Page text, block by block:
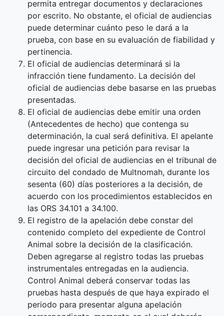
permita entregar documentos y declaraciones
por escrito. No obstante, el oficial de audiencias
puede determinar cuánto peso le dará a la
prueba, con base en su evaluación de fiabilidad y
pertinencia.
El oficial de audiencias determinará si la
infracción tiene fundamento. La decisión del
oficial de audiencias debe basarse en las pruebas
presentadas.
El oficial de audiencias debe emitir una orden
(Antecedentes de hecho) que contenga su
determinación, la cual será definitiva. El apelante
puede ingresar una petición para revisar la
decisión del oficial de audiencias en el tribunal de
circuito del condado de Multnomah, durante los
sesenta (60) días posteriores a la decisión, de
acuerdo con los procedimientos establecidos en
las ORS 34.101 a 34.100.
El registro de la apelación debe constar del
contenido completo del expediente de Control
Animal sobre la decisión de la clasificación.
Deben agregarse al registro todas las pruebas
instrumentales entregadas en la audiencia.
Control Animal deberá conservar todas las
pruebas hasta después de que haya expirado el
periodo para presentar alguna apelación